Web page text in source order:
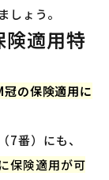
ょう。
険適用特
冠の保険適用に
7番）にも、
保険適用が可